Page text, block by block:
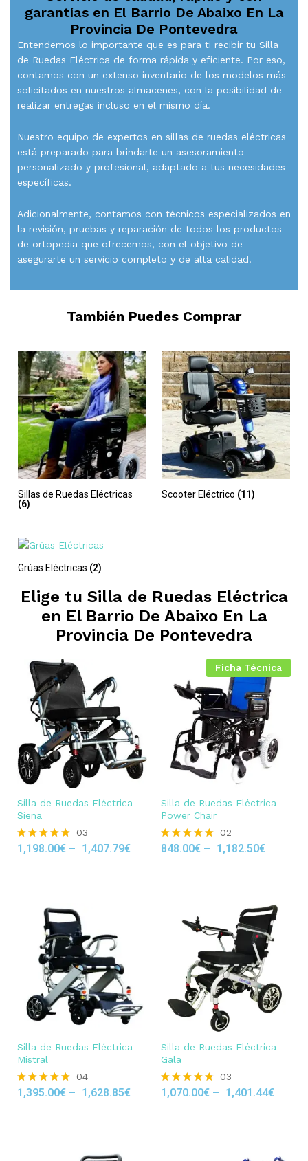
garantías en El Barrio De Abaixo En La
Provincia De Pontevedra
Entendemos lo importante que es para ti recibir tu Silla
de Ruedas Eléctrica de forma rápida y eficiente. Por eso,
contamos con un extenso inventario de los modelos más
solicitados en nuestros almacenes, con la posibilidad de
realizar entregas incluso en el mismo día.
Nuestro equipo de expertos en sillas de ruedas eléctricas
está preparado para brindarte un asesoramiento
personalizado y profesional, adaptado a tus necesidades
específicas.
Adicionalmente, contamos con técnicos especializados en
la revisión, pruebas y reparación de todos los productos
de ortopedia que ofrecemos, con el objetivo de
asegurarte un servicio completo y de alta calidad.
También Puedes Comprar
Sillas de Ruedas Eléctricas
(6)
Scooter Eléctrico (11)
Grúas Eléctricas (2)
Elige tu Silla de Ruedas Eléctrica
en El Barrio De Abaixo En La
Provincia De Pontevedra
Silla de Ruedas Eléctrica
Siena
Rated
03
1,198.00€ – 1,407.79€
Ficha Técnica
Silla de Ruedas Eléctrica
Power Chair
Rated
02
848.00€ – 1,182.50€
Silla de Ruedas Eléctrica
Mistral
Rated
04
1,395.00€ – 1,628.85€
Silla de Ruedas Eléctrica
Gala
Rated
03
1,070.00€ – 1,401.44€